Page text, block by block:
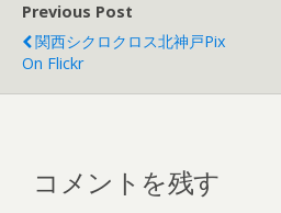
Previous Post
関西シクロクロス北神戸pix
On Flickr
コメントを残す